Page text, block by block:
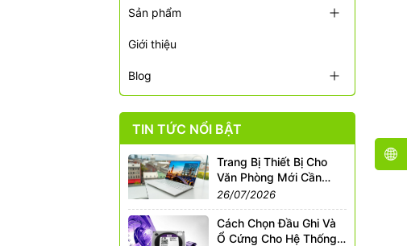
Sản phẩm
Giới thiệu
Blog
TIN TỨC NỔI BẬT
Trang Bị Thiết Bị Cho
Văn Phòng Mới Cần
Những Gì?
26/07/2026
Cách Chọn Đầu Ghi Và
Ổ Cứng Cho Hệ Thống